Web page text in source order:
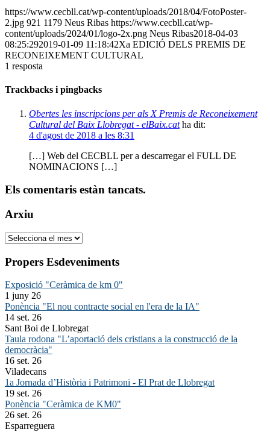
https://www.cecbll.cat/wp-content/uploads/2018/04/FotoPoster-
2.jpg 921 1179 Neus Ribas https://www.cecbll.cat/wp-
content/uploads/2024/01/logo-2x.png Neus Ribas2018-04-03
08:25:292019-01-09 11:18:42Xa EDICIÓ DELS PREMIS DE
RECONEIXEMENT CULTURAL
1 resposta
Trackbacks i pingbacks
Obertes les inscripcions per als X Premis de Reconeixement
Cultural del Baix Llobregat - elBaix.cat ha dit:
4 d'agost de 2018 a les 8:31
[…] Web del CECBLL per a descarregar el FULL DE
NOMINACIONS […]
Els comentaris estàn tancats.
Arxiu
Arxiu
Propers Esdeveniments
Exposició "Ceràmica de km 0"
1 juny 26
Ponència "El nou contracte social en l'era de la IA"
14 set. 26
Sant Boi de Llobregat
Taula rodona "L’aportació dels cristians a la construcció de la
democràcia"
16 set. 26
Viladecans
1a Jornada d’Història i Patrimoni - El Prat de Llobregat
19 set. 26
Ponència "Ceràmica de KM0"
26 set. 26
Esparreguera